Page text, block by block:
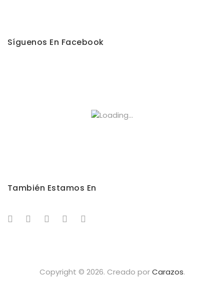
Síguenos En Facebook
También Estamos En
Copyright © 2026. Creado porCarazos.